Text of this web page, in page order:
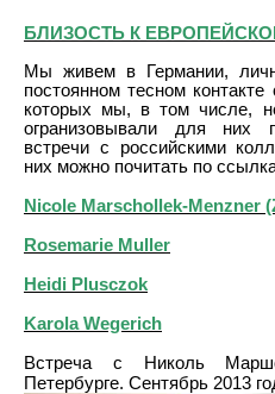
БЛИЗОСТЬ К
Мы живем в Германии,
постоянном тесном
которых мы, в том числе,
огранизовывали для них
встречи с российскими
них можно почитать по
Nicole Marschollek-Menzner
Rosemarie Muller
Heidi Plusczok
Karola Wegerich
Встреча с Николь
Петербурге. Сентябрь 2013